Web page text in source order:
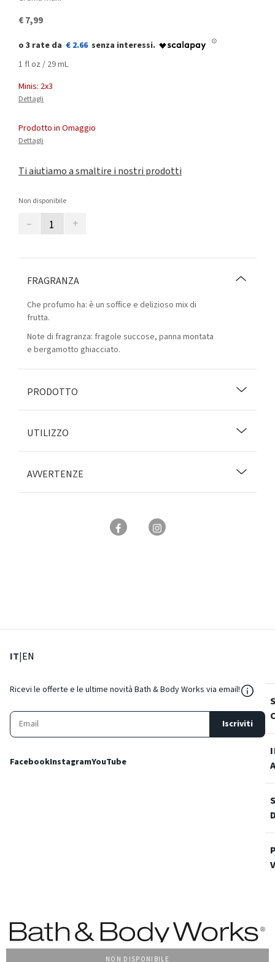
€ 7,99
€ 2.66
1 fl oz / 29 mL
Minis: 2x3
Dettagli
Prodotto in Omaggio
Dettagli
Ti aiutiamo a smaltire i nostri prodotti
Non disponibile
– +
NON DISPONIBILE
FRAGRANZA
Che profumo ha: è un soffice e delizioso mix di
frutta.
Note di fragranza: fragole succose, panna montata
e bergamotto ghiacciato.
PRODOTTO
UTILIZZO
AVVERTENZE
IT: Lingua corrente
|EN
Ricevi le offerte e le ultime novità Bath & Body Works via email!
Iscriviti
FacebookInstagramYouTube